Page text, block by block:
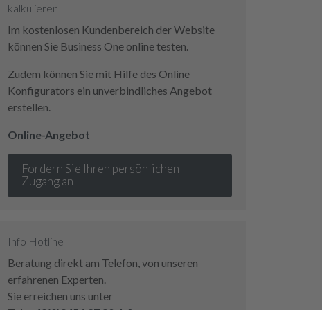
kalkulieren
Im kostenlosen Kundenbereich der Website
können Sie Business One online testen.
Zudem können Sie mit Hilfe des Online
Konfigurators ein unverbindliches Angebot
erstellen.
Online-Angebot
Fordern Sie Ihren persönlichen
Zugang an
Info Hotline
Beratung direkt am Telefon, von unseren
erfahrenen Experten.
Sie erreichen uns unter